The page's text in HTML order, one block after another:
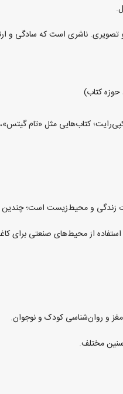
ناشری است که سادگی و
کتاب‌هایی مثل «تام گیتس»،
استفاده از محیط‌های صنعتی
مغز و روان‌شناسی کودک و نوجوان.
سنین مختلف.